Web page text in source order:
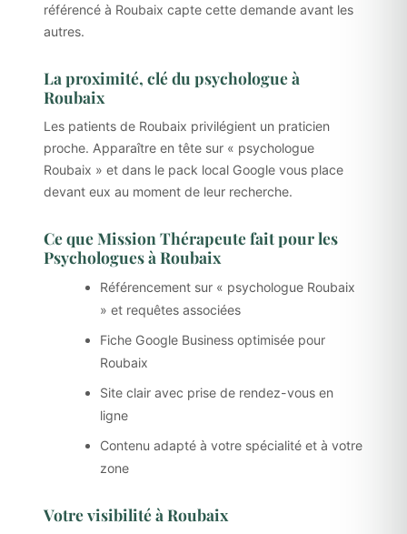
référencé à Roubaix capte cette demande avant les
autres.
La proximité, clé du psychologue à
Roubaix
Les patients de Roubaix privilégient un praticien
proche. Apparaître en tête sur « psychologue
Roubaix » et dans le pack local Google vous place
devant eux au moment de leur recherche.
Ce que Mission Thérapeute fait pour les
Psychologues à Roubaix
Référencement sur « psychologue Roubaix
» et requêtes associées
Fiche Google Business optimisée pour
Roubaix
Site clair avec prise de rendez-vous en
ligne
Contenu adapté à votre spécialité et à votre
zone
Votre visibilité à Roubaix